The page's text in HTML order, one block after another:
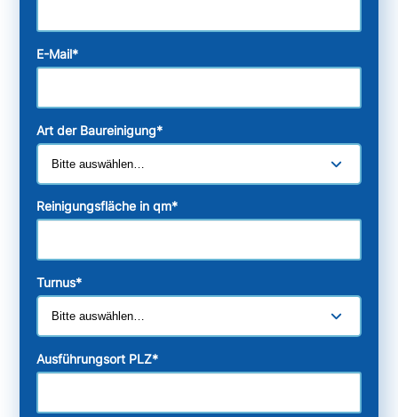
E-Mail*
Art der Baureinigung*
Reinigungsfläche in qm*
Turnus*
Ausführungsort PLZ*